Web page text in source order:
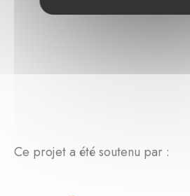
Ce projet a été soutenu par :